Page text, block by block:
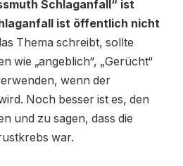
Schlaganfall“ ist
ist öffentlich nicht
Thema schreibt, sollte
wie „angeblich“, „Gerücht“
wenn der
Noch besser ist es, den
und zu sagen, dass die
war.